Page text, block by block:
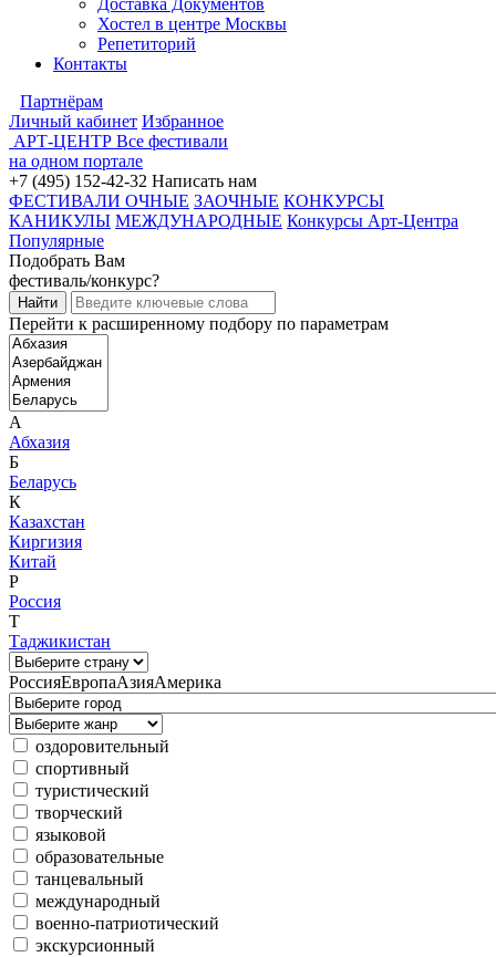
Доставка Документов
Хостел в центре Москвы
Репетиторий
Контакты
Партнёрам
Личный кабинет Избранное
АРТ-ЦЕНТР Все фестивали
на одном портале
+7 (495) 152-42-32 Написать нам
ФЕСТИВАЛИ ОЧНЫЕ ЗАОЧНЫЕ КОНКУРСЫ
КАНИКУЛЫ МЕЖДУНАРОДНЫЕ Конкурсы Арт-Центра
Популярные
Подобрать Вам
фестиваль/конкурс?
Перейти к расширенному подбору по параметрам
А
Абхазия
Б
Беларусь
К
Казахстан
Киргизия
Китай
Р
Россия
Т
Таджикистан
РоссияЕвропаАзияАмерика
оздоровительный
спортивный
туристический
творческий
языковой
образовательные
танцевальный
международный
военно-патриотический
экскурсионный